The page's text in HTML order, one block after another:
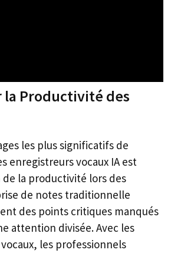
Productivité des
les plus significatifs de
enregistreurs vocaux IA est
de la productivité lors des
de notes traditionnelle
des points critiques manqués
attention divisée. Avec les
les professionnels